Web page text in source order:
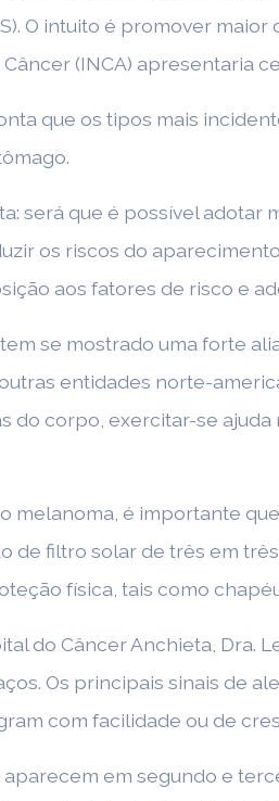
O intuito é promover
(INCA) apresentaria
que os tipos mais
será que é possível adotar
os riscos do
aos fatores de risco e
se mostrado uma forte
entidades norte-
do corpo, exercitar-se
melanoma, é importante
de filtro solar de três em
física, tais como
do Câncer Anchieta, Dra.
Os principais sinais de
com facilidade ou de
em segundo e